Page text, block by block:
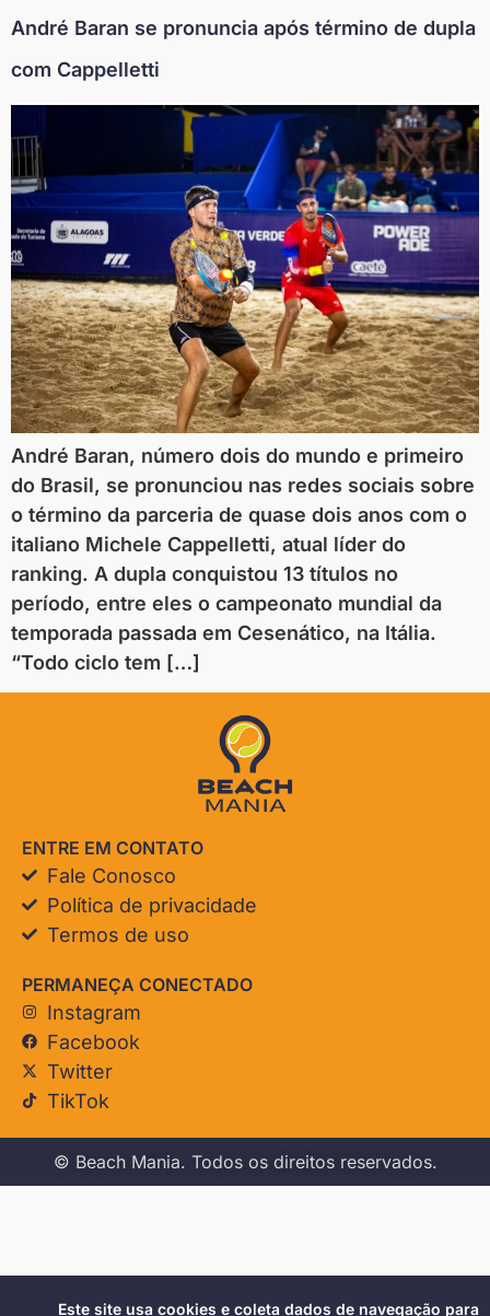
André Baran se pronuncia após término de dupla
com Cappelletti
André Baran, número dois do mundo e primeiro
do Brasil, se pronunciou nas redes sociais sobre
o término da parceria de quase dois anos com o
italiano Michele Cappelletti, atual líder do
ranking. A dupla conquistou 13 títulos no
período, entre eles o campeonato mundial da
temporada passada em Cesenático, na Itália.
“Todo ciclo tem […]
ENTRE EM CONTATO
Fale Conosco
Política de privacidade
Termos de uso
PERMANEÇA CONECTADO
Instagram
Facebook
Twitter
TikTok
© Beach Mania. Todos os direitos reservados.
Este site usa cookies e coleta dados de navegação para